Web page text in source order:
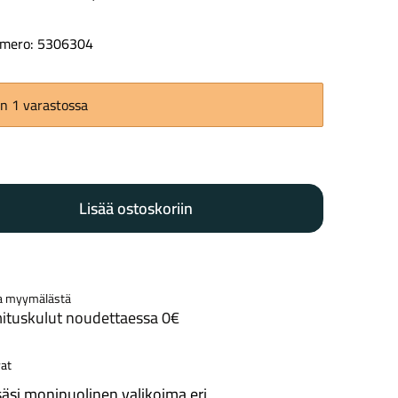
Kaupunkisähköpyörät
5306304
1 varastossa
Lisää ostoskoriin
myymälästä
noudettaessa 0€